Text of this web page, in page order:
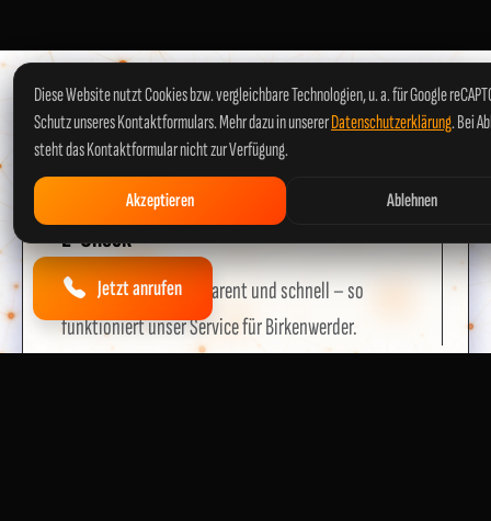
Jetzt anrufen
SO EINFACH GEHT'S
In 4 Schritten
zum sicheren
E-Check
Unkompliziert, transparent und schnell – so
funktioniert unser Service für Birkenwerder.
Diese Website nutzt Cookies bzw. vergleichbare Technologien, u. a. für Google
Schutz unseres Kontaktformulars. Mehr dazu in unsererDatenschutzerklärung. Bei
steht das Kontaktformular nicht zur Verfügung.
Akzeptieren Ablehnen